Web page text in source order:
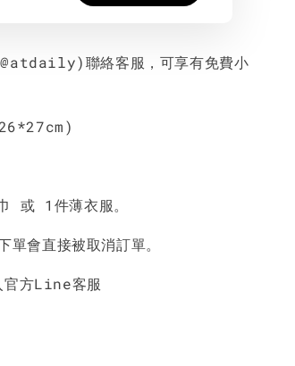
聯絡客服，可享有免費小
或 1件薄衣服。
會直接被取消訂單。
官方Line客服